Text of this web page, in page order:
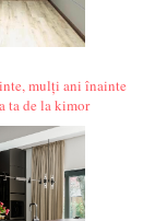
mulți ani înainte
ta de la kimor